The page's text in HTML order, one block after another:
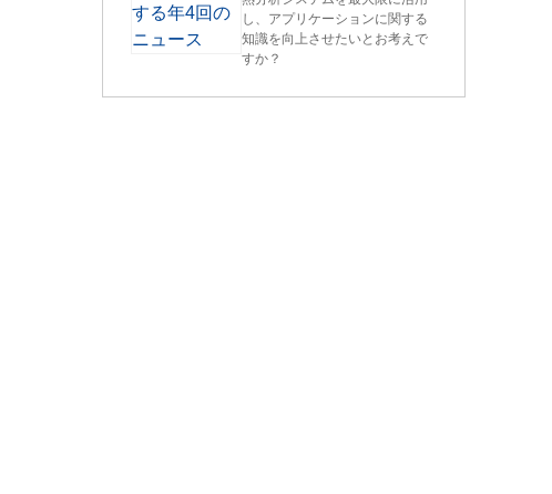
し、アプリケーションに関する
知識を向上させたいとお考えで
すか？